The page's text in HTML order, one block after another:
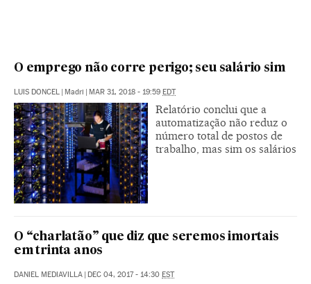
O emprego não corre perigo; seu salário sim
LUIS DONCEL | Madri | MAR 31, 2018 - 19:59 EDT
Relatório conclui que a
automatização não reduz o
número total de postos de
trabalho, mas sim os salários
O “charlatão” que diz que seremos imortais
em trinta anos
DANIEL MEDIAVILLA | DEC 04, 2017 - 14:30 EST